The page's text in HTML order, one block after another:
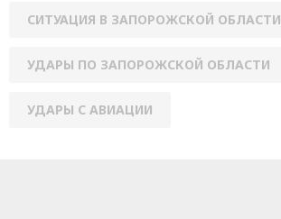
СИТУАЦИЯ В ЗАПОРОЖСКОЙ ОБЛАСТИ
УДАРЫ ПО ЗАПОРОЖСКОЙ ОБЛАСТИ
УДАРЫ С АВИАЦИИ